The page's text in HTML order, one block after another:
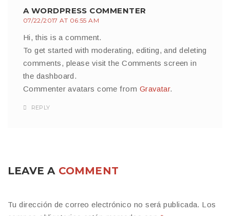
A WORDPRESS COMMENTER
07/22/2017 AT 06:55 AM
Hi, this is a comment.
To get started with moderating, editing, and deleting
comments, please visit the Comments screen in
the dashboard.
Commenter avatars come from Gravatar.
REPLY
LEAVE A COMMENT
Tu dirección de correo electrónico no será publicada. Los